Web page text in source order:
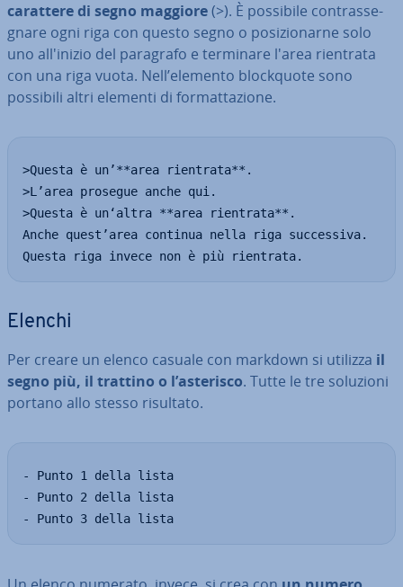
carattere di segno maggiore(>). È possibile con­tras­se­
gna­re ogni riga con questo segno o po­si­zio­nar­ne solo
uno al­l'i­ni­zio del paragrafo e terminare l'area rientrata
con una riga vuota. Nell’elemento bloc­k­quo­te sono
possibili altri elementi di for­mat­ta­zio­ne.
>Questa è un’**area rientrata**.
>L’area prosegue anche qui.
>Questa è un‘altra **area rientrata**.
Anche quest’area continua nella riga successiva.
Questa riga invece non è più rientrata.
Elenchi
Per creare un elenco casuale con markdown si utilizza il
segno più, il trattino o l’asterisco. Tutte le tre soluzioni
portano allo stesso risultato.
- Punto 1 della lista
- Punto 2 della lista
- Punto 3 della lista